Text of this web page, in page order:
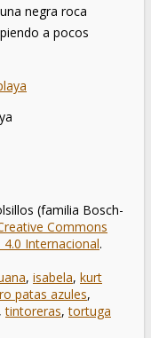
negra roca
a pocos
(familia Bosch-
Commons
Internacional.
, isabela, kurt
patas azules,
,tintoreras,tortuga